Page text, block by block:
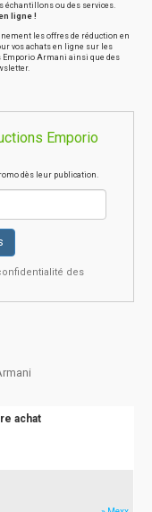
échantillons ou des services.
ligne !
les offres de réduction en
vos achats en ligne sur les
Emporio Armani ainsi que des
Emporio
dès leur publication.
des
achat